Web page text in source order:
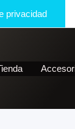
privacidad